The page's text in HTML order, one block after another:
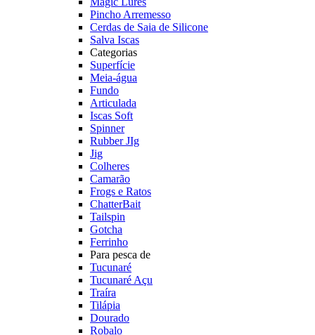
Pincho Arremesso
Cerdas de Saia de Silicone
Salva Iscas
Categorias
Superfície
Meia-água
Fundo
Articulada
Iscas Soft
Spinner
Rubber JIg
Jig
Colheres
Camarão
Frogs e Ratos
ChatterBait
Tailspin
Gotcha
Ferrinho
Para pesca de
Tucunaré
Tucunaré Açu
Traíra
Tilápia
Dourado
Robalo